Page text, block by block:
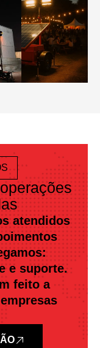
atendidos
e suporte.
feito a